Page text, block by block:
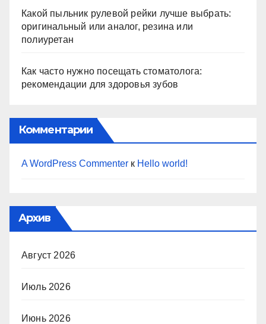
Какой пыльник рулевой рейки лучше выбрать:
оригинальный или аналог, резина или
полиуретан
Как часто нужно посещать стоматолога:
рекомендации для здоровья зубов
Комментарии
A WordPress Commenter к Hello world!
Архив
Август 2026
Июль 2026
Июнь 2026